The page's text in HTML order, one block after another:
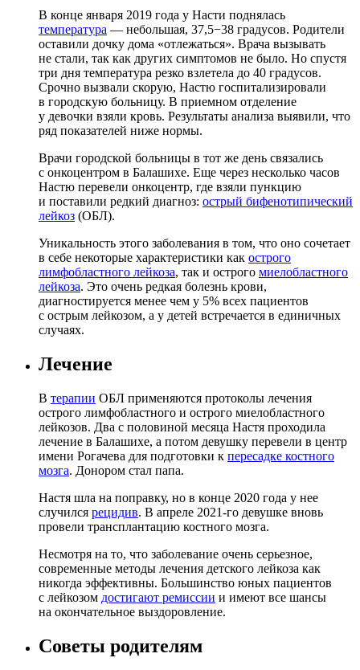
В конце января 2019 года у Насти поднялась
температура — небольшая, 37,5−38 градусов. Родители
оставили дочку дома «отлежаться». Врача вызывать
не стали, так как других симптомов не было. Но спустя
три дня температура резко взлетела до 40 градусов.
Срочно вызвали скорую, Настю госпитализировали
в городскую больницу. В приемном отделение
у девочки взяли кровь. Результаты анализа выявили, что
ряд показателей ниже нормы.
Врачи городской больницы в тот же день связались
с онкоцентром в Балашихе. Еще через несколько часов
Настю перевели онкоцентр, где взяли пункцию
и поставили редкий диагноз: острый бифенотипический
лейкоз (ОБЛ).
Уникальность этого заболевания в том, что оно сочетает
в себе некоторые характеристики как острого
лимфобластного лейкоза, так и острого миелобластного
лейкоза. Это очень редкая болезнь крови,
диагностируется менее чем у 5% всех пациентов
с острым лейкозом, а у детей встречается в единичных
случаях.
Лечение
В терапии ОБЛ применяются протоколы лечения
острого лимфобластного и острого миелобластного
лейкозов. Два с половиной месяца Настя проходила
лечение в Балашихе, а потом девушку перевели в центр
имени Рогачева для подготовки к пересадке костного
мозга. Донором стал папа.
Настя шла на поправку, но в конце 2020 года у нее
случился рецидив. В апреле 2021-го девушке вновь
провели трансплантацию костного мозга.
Несмотря на то, что заболевание очень серьезное,
современные методы лечения детского лейкоза как
никогда эффективны. Большинство юных пациентов
с лейкозом достигают ремиссии и имеют все шансы
на окончательное выздоровление.
Советы родителям